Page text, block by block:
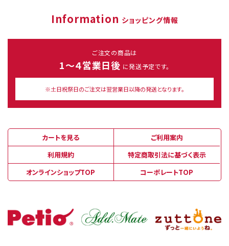
Information ショッピング情報
ご注文の商品は
1～４営業日後 に発送予定です。
※土日祝祭日のご注文は翌営業日以降の発送となります。
カートを見る
ご利用案内
利用規約
特定商取引法に基づく表示
オンラインショップTOP
コーポレートTOP